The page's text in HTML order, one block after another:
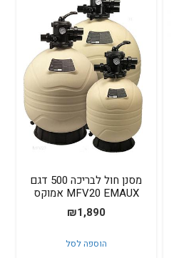
מסנן חול לבריכה 500 דגם
MFV20 EMAUX אמוקס
₪1,890
הוספה לסל